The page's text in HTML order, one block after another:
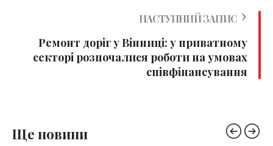
НАСТУПНИЙ ЗАПИС
Ремонт доріг у Вінниці: у приватному
секторі розпочалися роботи на умовах
співфінансування
Ще новини